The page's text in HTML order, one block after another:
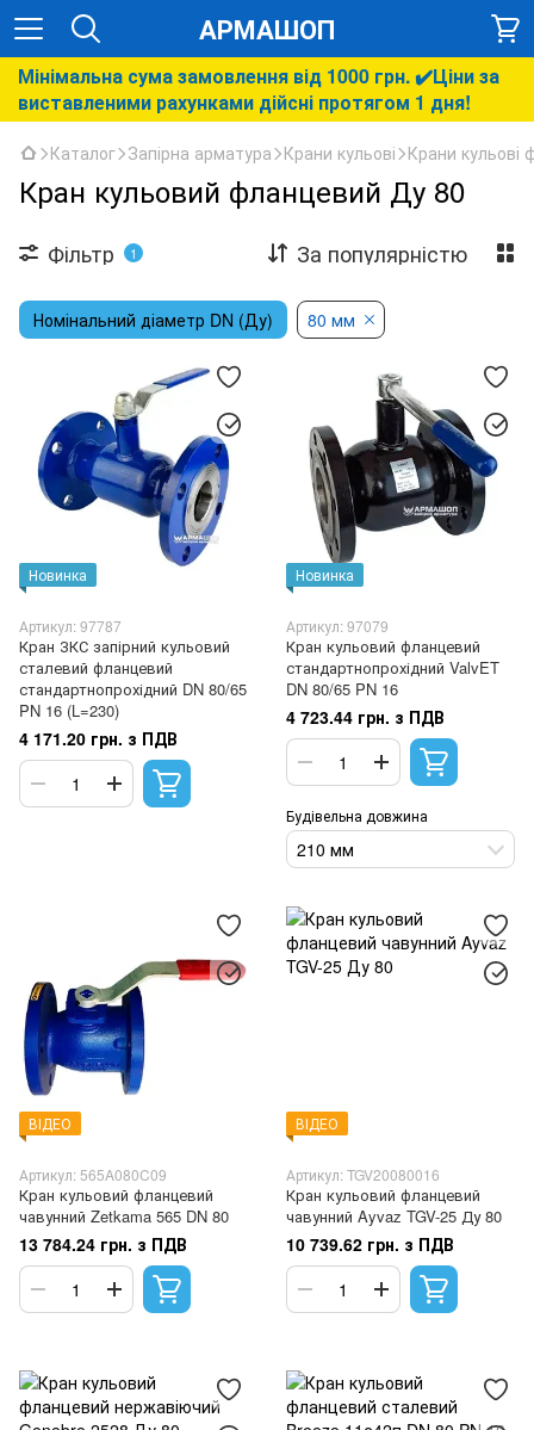
АРМАШОП
Мінімальна сума замовлення від 1000 грн. ✔️Ціни за
виставленими рахунками дійсні протягом 1 дня!
Каталог Запірна арматура Крани кульові Крани кульові
Кран кульовий фланцевий Ду 80
Фільтр 1 За популярністю
Номінальний діаметр DN (Ду) 80 мм
Новинка
Артикул: 97787
Кран ЗКС запірний кульовий
сталевий фланцевий
стандартнопрохідний DN 80/65
PN 16 (L=230)
4 171.20 грн. з ПДВ
Новинка
Артикул: 97079
Кран кульовий фланцевий
стандартнопрохідний ValvET
DN 80/65 PN 16
4 723.44 грн. з ПДВ
Будівельна довжина
210 мм
ВІДЕО
Артикул: 565A080C09
Кран кульовий фланцевий
чавунний Zetkama 565 DN 80
13 784.24 грн. з ПДВ
ВІДЕО
Артикул: TGV20080016
Кран кульовий фланцевий
чавунний Ayvaz TGV-25 Ду 80
10 739.62 грн. з ПДВ